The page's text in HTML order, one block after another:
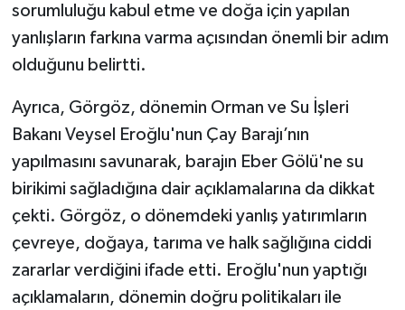
sorumluluğu kabul etme ve doğa için yapılan
yanlışların farkına varma açısından önemli bir adım
olduğunu belirtti.
Ayrıca, Görgöz, dönemin Orman ve Su İşleri
Bakanı Veysel Eroğlu'nun Çay Barajı’nın
yapılmasını savunarak, barajın Eber Gölü'ne su
birikimi sağladığına dair açıklamalarına da dikkat
çekti. Görgöz, o dönemdeki yanlış yatırımların
çevreye, doğaya, tarıma ve halk sağlığına ciddi
zararlar verdiğini ifade etti. Eroğlu'nun yaptığı
açıklamaların, dönemin doğru politikaları ile